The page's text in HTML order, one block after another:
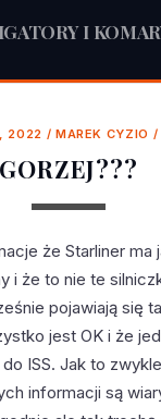
I
2022 / MAREK CYZIO
GORZEJ???
że Starliner ma
i że to nie te
pojawiają się
jest OK i że
ISS. Jak to
informacji są